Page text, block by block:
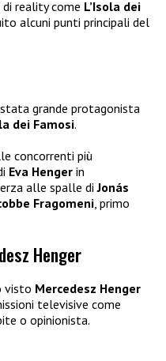
reality come L’Isola dei
alcuni punti principali del
grande protagonista
dei Famosi.
concorrenti più
Eva Henger in
alle spalle diJonás
Fragomeni , primo
Henger
visto Mercedesz Henger
televisive come
o opinionista.